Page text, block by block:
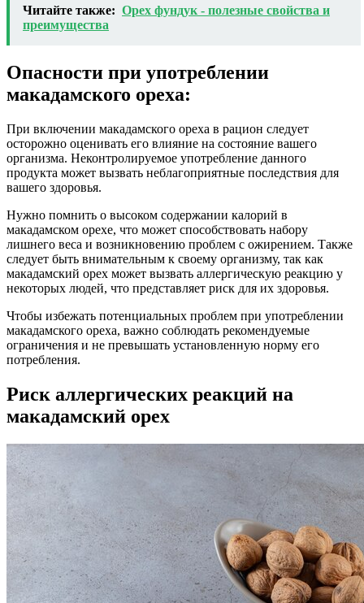
Читайте также: Орех фундук - полезные свойства и
преимущества
Опасности при употреблении
макадамского ореха:
При включении макадамского ореха в рацион следует
осторожно оценивать его влияние на состояние вашего
организма. Неконтролируемое употребление данного
продукта может вызвать неблагоприятные последствия для
вашего здоровья.
Нужно помнить о высоком содержании калорий в
макадамском орехе, что может способствовать набору
лишнего веса и возникновению проблем с ожирением. Также
следует быть внимательным к своему организму, так как
макадамский орех может вызвать аллергическую реакцию у
некоторых людей, что представляет риск для их здоровья.
Чтобы избежать потенциальных проблем при употреблении
макадамского ореха, важно соблюдать рекомендуемые
ограничения и не превышать установленную норму его
потребления.
Риск аллергических реакций на
макадамский орех